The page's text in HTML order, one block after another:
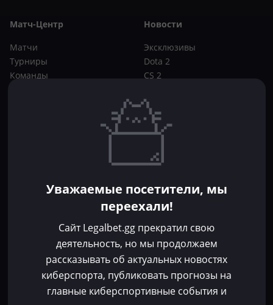
Матч-Центр
Матчи
Турниры
Команды
Новости
Эксклюзивы
Dota 2
CS 2
Букмекеры
CS 2
Фрибеты
Без депозита
Контакты
Пользовательское соглашение
Политика конфиденциальности
Уважаемые посетители, мы
переехали!
Сайт Legalbet.gg прекратил свою
деятельность, но мы продолжаем
рассказывать об актуальных новостях
киберспорта, публиковать прогнозы на
главные киберспортивные события и